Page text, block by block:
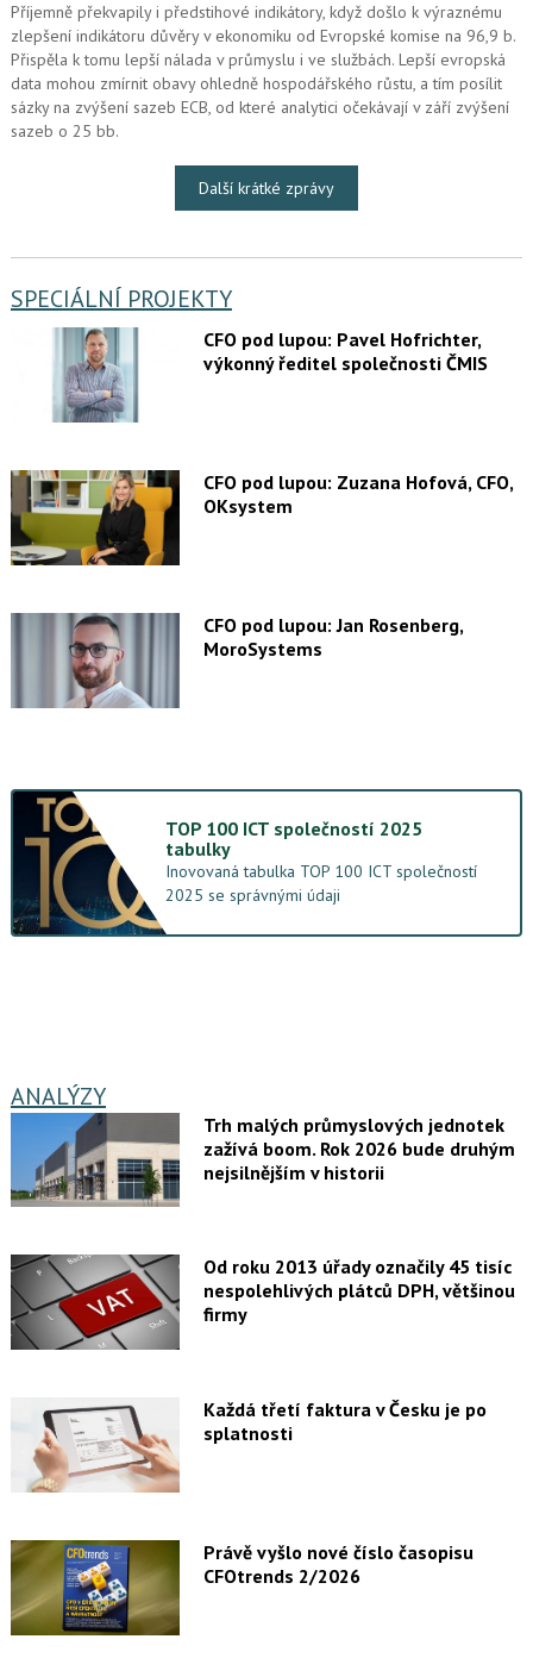
Příjemně překvapily i předstihové indikátory, když došlo k výraznému
zlepšení indikátoru důvěry v ekonomiku od Evropské komise na 96,9 b.
Přispěla k tomu lepší nálada v průmyslu i ve službách. Lepší evropská
data mohou zmírnit obavy ohledně hospodářského růstu, a tím posílit
sázky na zvýšení sazeb ECB, od které analytici očekávají v září zvýšení
sazeb o 25 bb.
Další krátké zprávy
SPECIÁLNÍ PROJEKTY
CFO pod lupou: Pavel Hofrichter,
výkonný ředitel společnosti ČMIS
CFO pod lupou: Zuzana Hofová, CFO,
OKsystem
CFO pod lupou: Jan Rosenberg,
MoroSystems
TOP 100 ICT společností 2025
tabulky
Inovovaná tabulka TOP 100 ICT společností
2025 se správnými údaji
ANALÝZY
Trh malých průmyslových jednotek
zažívá boom. Rok 2026 bude druhým
nejsilnějším v historii
Od roku 2013 úřady označily 45 tisíc
nespolehlivých plátců DPH, většinou
firmy
Každá třetí faktura v Česku je po
splatnosti
Právě vyšlo nové číslo časopisu
CFOtrends 2/2026